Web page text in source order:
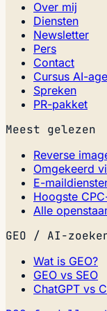
Over mij
Diensten
Newsletter
Pers
Contact
Cursus AI-
Spreken
PR-pakket
Meest gelezen
Reverse
Omgekeerd
E-
Hoogste
Alle
GEO / AI-
Wat is GEO?
GEO vs SEO
ChatGPT vs